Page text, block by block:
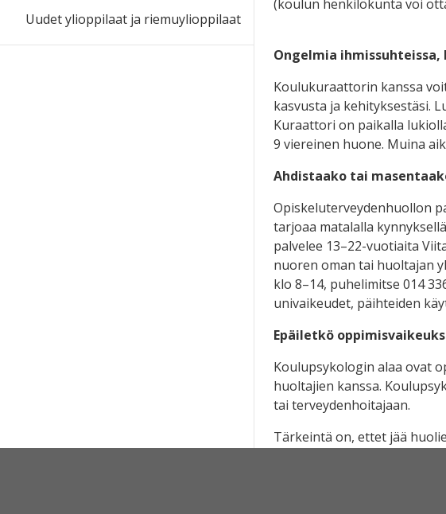
(koulun henkilökunta voi
Ongelmia
Koulukuraattorin kanssa
kasvusta ja kehityksestäsi.
Kuraattori on paikalla
9 viereinen huone. Muina
Ahdistaako tai
Opiskeluterveydenhuollon
tarjoaa matalalla
palvelee 13–22-vuotiaita
nuoren oman tai huoltajan
klo 8–14, puhelimitse 014
univaikeudet, päihteiden
Epäiletkö
Koulupsykologin alaa ovat
huoltajien kanssa.
tai terveydenhoitajaan.
Tärkeintä on, ettet jää
Uudet ylioppilaat ja riemuylioppilaat